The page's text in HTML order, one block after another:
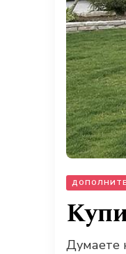
Думаете